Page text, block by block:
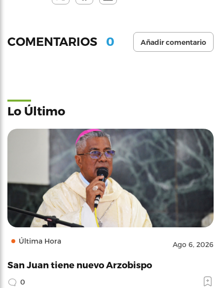
COMENTARIOS 0 Añadir comentario
Lo Último
Última Hora Ago 6, 2026
San Juan tiene nuevo Arzobispo
0